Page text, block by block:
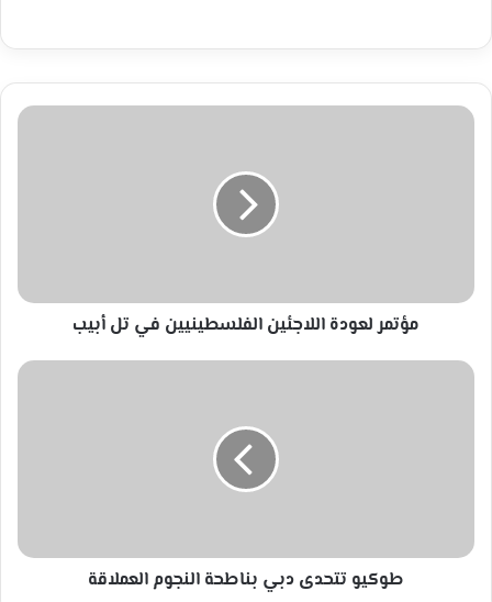
مؤتمر
مؤتمر لعودة اللاجئين الفلسطينيين في تل أبيب
طوكيو
طوكيو تتحدى دبي بناطحة النجوم العملاقة